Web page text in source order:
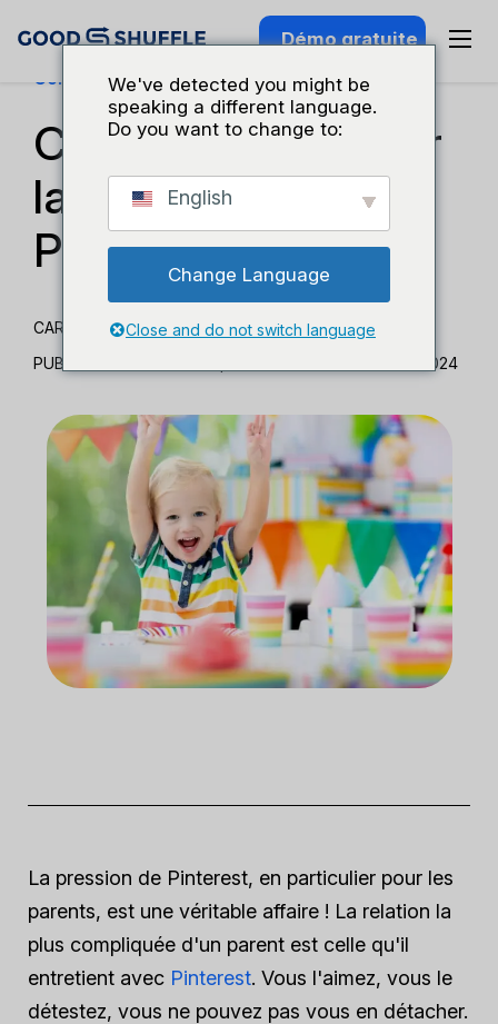
Démo gratuite
Connaissance Du Secteur
Conseils pour éviter
la pression de
Parent Pinterest
CARMEN BODZIAK
PUBLIÉ 19 FÉVRIER 2020
MISE À JOUR 23 FÉVRIER 2024
La pression de Pinterest, en particulier pour les
parents, est une véritable affaire ! La relation la
plus compliquée d'un parent est celle qu'il
entretient avec Pinterest. Vous l'aimez, vous le
détestez, vous ne pouvez pas vous en détacher.
We've detected you might be
speaking a different language.
Do you want to change to:
English
Change Language
Close and do not switch language